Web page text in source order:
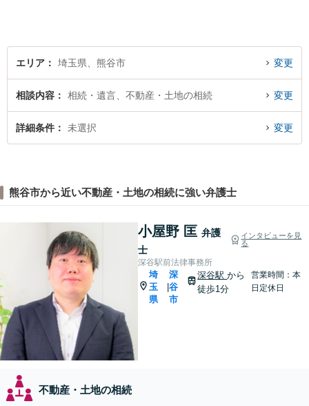
エリア 埼玉県、熊谷市 変更
相談内容 相続・遺言、不動産・土地の相続 変更
詳細条件 未選択 変更
熊谷市から近い不動産・土地の相続に強い弁護士
小屋野 匡 弁護
士
インタビューを見
る
深谷駅前法律事務所
埼
玉
県
深
谷
市
深谷駅から
徒歩1分
営業時間：本
日定休日
不動産・土地の相続